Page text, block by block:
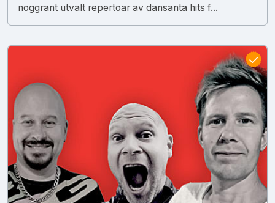
noggrant utvalt repertoar av dansanta hits f...